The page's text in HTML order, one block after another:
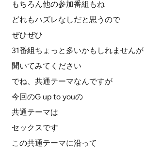
もちろん他の参加番組もね
どれもハズレなしだと思うので
ぜひぜひ
31番組ちょっと多いかもしれませんが
聞いてみてください
でね、共通テーマなんですが
今回のG up to youの
共通テーマは
セックスです
この共通テーマに沿って